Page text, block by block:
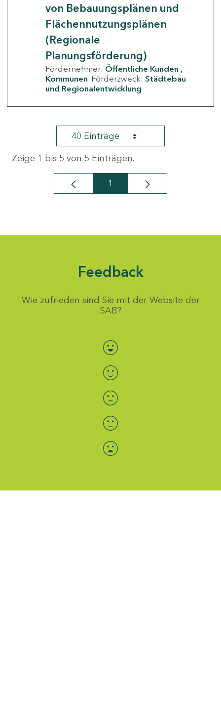
von Bebauungsplänen und
Flächennutzungsplänen
(Regionale
Planungsförderung)
Fördernehmer: Öffentliche Kunden
Kommunen Förderzweck: Städtebau
und Regionalentwicklung
40 Einträge
Zeige 1 bis 5 von 5 Einträgen.
Seite
1
Feedback
Wie zufrieden sind Sie mit der Website der
SAB?
Bewertung auswählen